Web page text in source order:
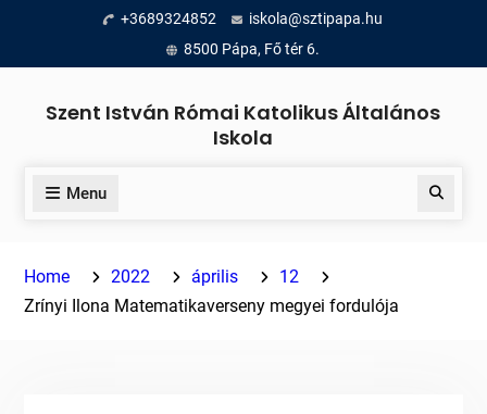
content
+3689324852
iskola@sztipapa.hu
8500 Pápa, Fő tér 6.
Szent István Római Katolikus Általános
Iskola
Menu Search
Home 2022 április
12
Zrínyi Ilona Matematikaverseny megyei fordulója